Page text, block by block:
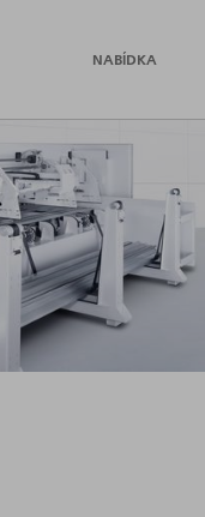
NABÍDKA